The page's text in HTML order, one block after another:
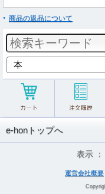
商品の返品について
e-honトップへ
表示 ：
運営会社概要